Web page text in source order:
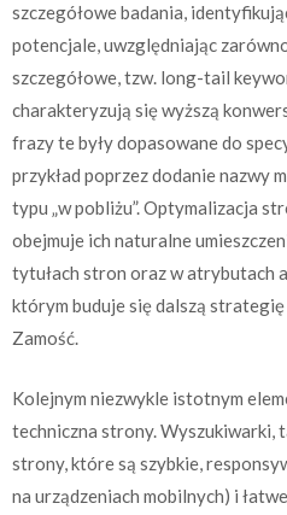
szczegółowe badania,
potencjale, uwzględniając
szczegółowe, tzw. long-tail
charakteryzują się wyższą
frazy te były dopasowane do
przykład poprzez dodanie nazwy
typu „w pobliżu”. Optymalizacja
obejmuje ich naturalne
tytułach stron oraz w atrybutach
którym buduje się dalszą
Zamość.
Kolejnym niezwykle istotnym
techniczna strony. Wyszukiwarki,
strony, które są szybkie,
na urządzeniach mobilnych) i